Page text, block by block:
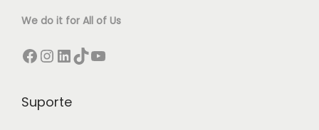
We do it for All of Us
Facebook InstagramLinkedIn TikTok YouTube
Suporte